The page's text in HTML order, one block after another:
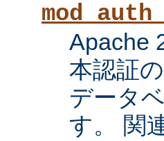
Apache
本認証
データ
す。 関